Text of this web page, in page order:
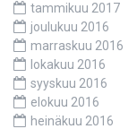
tammikuu 2017
joulukuu 2016
marraskuu 2016
lokakuu 2016
syyskuu 2016
elokuu 2016
heinäkuu 2016